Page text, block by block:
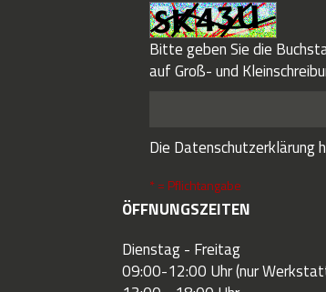
Bitte geben Sie die
auf Groß- und
Die Datenschutzerklärung
* = Pflichtangabe
ÖFFNUNGSZEITEN
Dienstag - Freitag
09:00-12:00 Uhr (nur